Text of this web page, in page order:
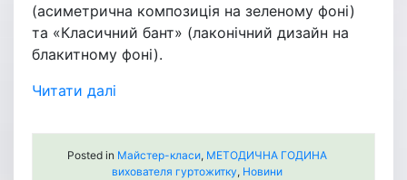
(асиметрична композиція на зеленому фоні)
та «Класичний бант» (лаконічний дизайн на
блакитному фоні).
Читати далі
Posted in Майстер-класи, МЕТОДИЧНА ГОДИНА
вихователя гуртожитку, Новини